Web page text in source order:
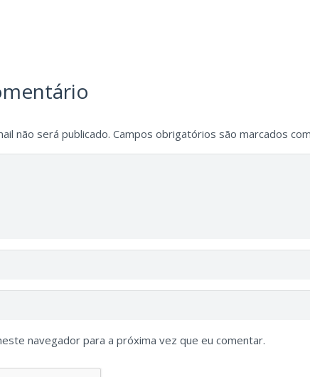
não será publicado. Campos obrigatórios são marcados com
navegador para a próxima vez que eu comentar.